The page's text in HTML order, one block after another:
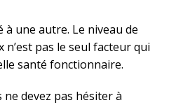
une autre. Le niveau de
pas le seul facteur qui
santé fonctionnaire.
devez pas hésiter à